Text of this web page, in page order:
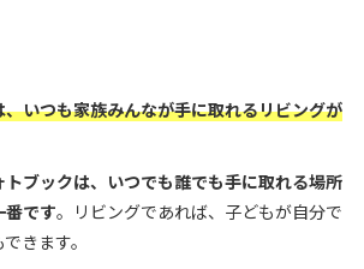
いつも家族みんなが手に取れるリビングが
ブックは、いつでも誰でも手に取れる場所
番です。リビングであれば、子どもが自分で
きます。